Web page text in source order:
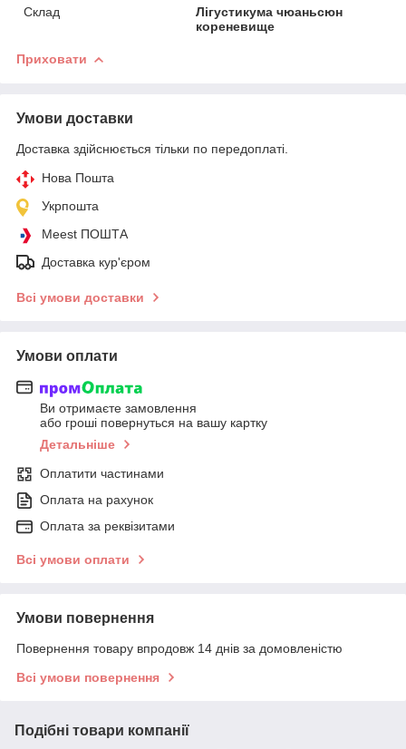
Склад
Лігустикума чюаньсюн
кореневище
Приховати
Умови доставки
Доставка здійснюється тільки по передоплаті.
Нова Пошта
Укрпошта
Meest ПОШТА
Доставка кур'єром
Всі умови доставки
Умови оплати
Ви отримаєте замовлення
або гроші повернуться на вашу картку
Детальніше
Оплатити частинами
Оплата на рахунок
Оплата за реквізитами
Всі умови оплати
Умови повернення
Повернення товару впродовж 14 днів за домовленістю
Всі умови повернення
Подібні товари компанії